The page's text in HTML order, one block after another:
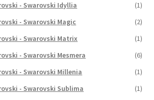
- Swarovski Idyllia
(1)
- Swarovski Magic
(2)
- Swarovski Matrix
(1)
- Swarovski Mesmera
(6)
- Swarovski Millenia
(1)
- Swarovski Sublima
(1)